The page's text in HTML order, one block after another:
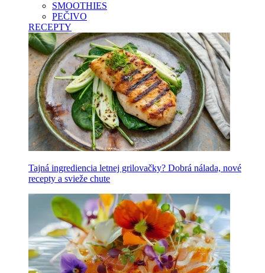
SMOOTHIES
PEČIVO
RECEPTY
Tajná ingrediencia letnej grilovačky? Dobrá nálada, nové
recepty a svieže chute